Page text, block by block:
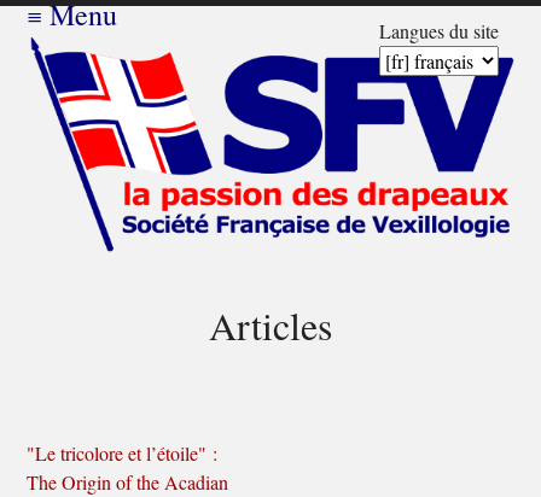
Langues du site
≡Menu
Articles
"Le tricolore et l’étoile" :
The Origin of the Acadian